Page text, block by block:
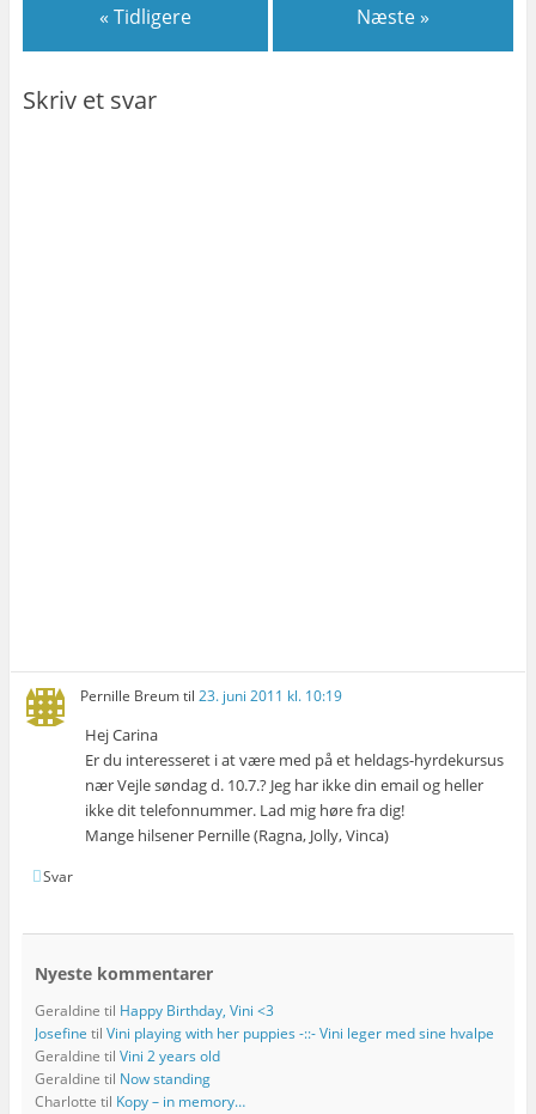
« Tidligere Næste »
Skriv et svar
Pernille Breumtil23. juni 2011 kl. 10:19
Hej Carina
Er du interesseret i at være med på et heldags-hyrdekursus
nær Vejle søndag d. 10.7.? Jeg har ikke din email og heller
ikke dit telefonnummer. Lad mig høre fra dig!
Mange hilsener Pernille (Ragna, Jolly, Vinca)
Svar
Nyeste kommentarer
Geraldine til Happy Birthday, Vini <3
Josefine til Vini playing with her puppies -::- Vini leger med sine hvalpe
Geraldine til Vini 2 years old
Geraldine til Now standing
Charlotte til Kopy – in memory…